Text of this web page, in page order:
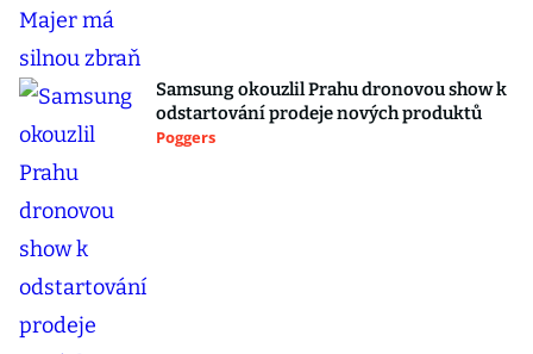
Samsung okouzlil Prahu dronovou show k
odstartování prodeje nových produktů
Poggers